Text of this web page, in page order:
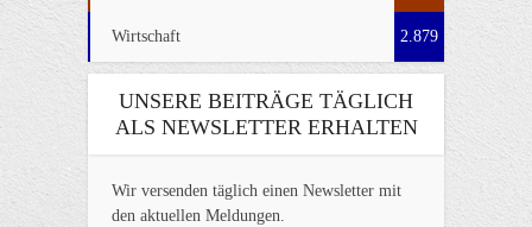
Wirtschaft 2.879
UNSERE BEITRÄGE TÄGLICH
ALS NEWSLETTER ERHALTEN
Wir versenden täglich einen Newsletter mit
den aktuellen Meldungen.